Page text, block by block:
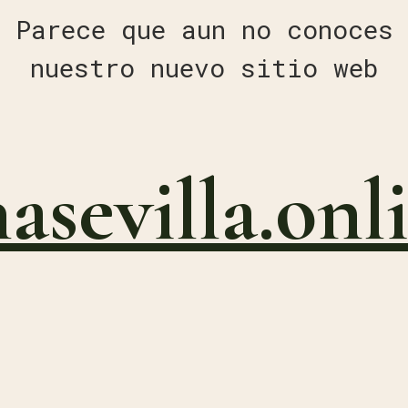
Parece que aun no conoces
nuestro nuevo sitio web